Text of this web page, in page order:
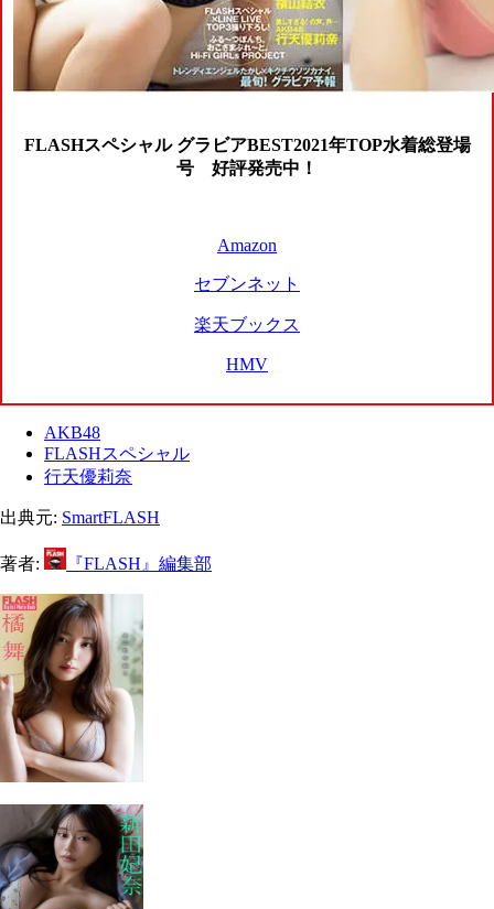
FLASHスペシャル グラビアBEST2021年TOP水着総登場
号 好評発売中 ！
Amazon
セブンネット
楽天ブックス
HMV
AKB48
FLASHスペシャル
行天優莉奈
出典元: SmartFLASH
著者: 『FLASH』編集部